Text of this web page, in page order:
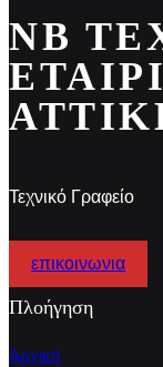
ΝΒ
Τεχνικό Γραφείο
επικοινωνια
Πλοήγηση
Αρχική